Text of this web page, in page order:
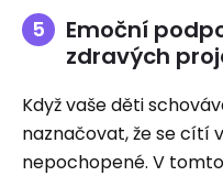
Emoční
zdravých
Když vaše děti
naznačovat, že se cítí
nepochopené. V